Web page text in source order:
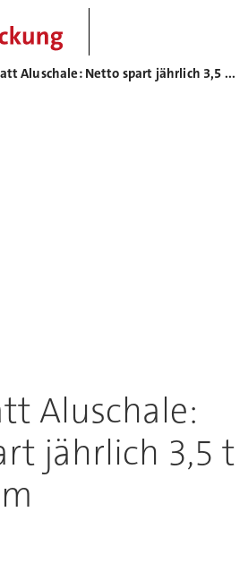
Papp- statt Aluschale: Netto spart jährlich 3,5 t Aluminium
Aluschale:
jährlich 3,5 t